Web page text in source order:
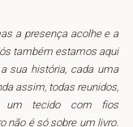
a presença acolhe e a
também estamos aqui
sua história, cada uma
assim, todas reunidos,
um tecido com fios
não é só sobre um livro.